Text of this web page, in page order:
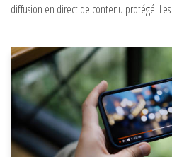
diffusion en direct de contenu protégé.